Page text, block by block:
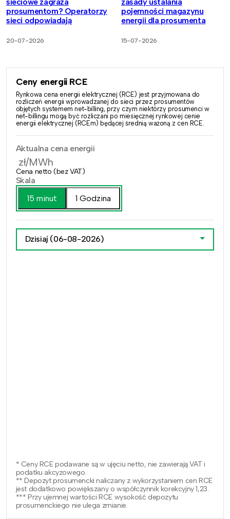
sieciowe zagraża
prosumentom? Operatorzy
sieci odpowiadają
20-07-2026
zasady ustalania
pojemności magazynu
energii dla prosumenta
15-07-2026
Ceny energii RCE
Rynkowa cena energii elektrycznej (RCE) jest przyjmowana do
rozliczeń energii wprowadzanej do sieci przez prosumentów
objętych systemem net-billing, przy czym niektórzy prosumenci w
net-billingu mogą być rozliczani po miesięcznej rynkowej cenie
energii elektrycznej (RCEm) będącej średnią ważoną z cen RCE.
Aktualna cena energii
zł/MWh
Cena netto (bez VAT)
Skala
15 minut
1 Godzina
Dzisiaj (06-08-2026)
* Ceny RCE podawane są w ujęciu netto, nie zawierają VAT i
podatku akcyzowego.
** Depozyt prosumencki naliczany z wykorzystaniem cen RCE
jest dodatkowo powiększany o współczynnik korekcyjny 1,23.
*** Przy ujemnej wartości RCE wysokość depozytu
prosumenckiego nie ulega zmianie.